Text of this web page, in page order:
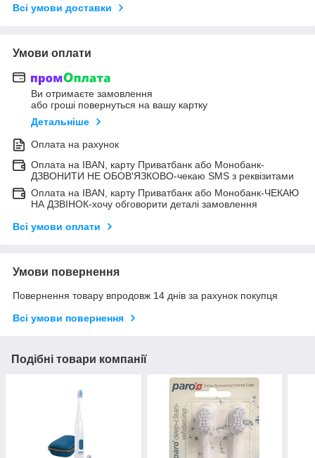
Всі умови доставки
Умови оплати
Ви отримаєте замовлення
або гроші повернуться на вашу картку
Детальніше
Оплата на рахунок
Оплата на IBAN, карту Приватбанк або Монобанк-
ДЗВОНИТИ НЕ ОБОВ'ЯЗКОВО-чекаю SMS з реквізитами
Оплата на IBAN, карту Приватбанк або Монобанк-ЧЕКАЮ
НА ДЗВІНОК-хочу обговорити деталі замовлення
Всі умови оплати
Умови повернення
Повернення товару впродовж 14 днів за рахунок покупця
Всі умови повернення
Подібні товари компанії